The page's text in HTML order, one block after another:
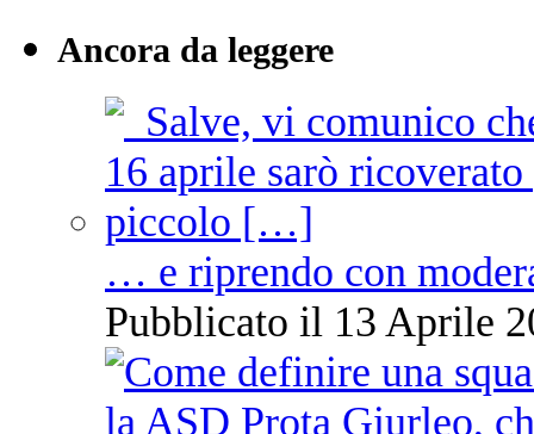
Ancora da leggere
… e riprendo con
Pubblicato il 13 Aprile